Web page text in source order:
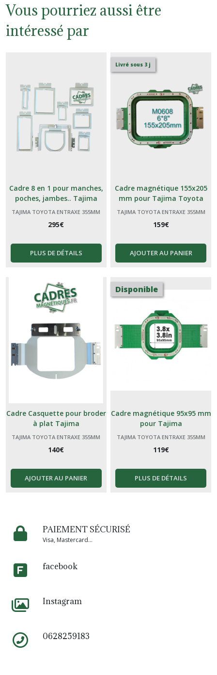
Vous pourriez aussi être
intéressé par
Cadre 8 en 1 pour manches,
poches, jambes.. Tajima
Toyota
TAJIMA TOYOTA ENTRAXE 355MM
295€
PLUS DE DÉTAILS
Livré sous 3 j
Cadre magnétique 155x205
mm pour Tajima Toyota
TAJIMA TOYOTA ENTRAXE 355MM
159€
AJOUTER AU PANIER
Cadre Casquette pour broder
à plat Tajima
TAJIMA TOYOTA ENTRAXE 355MM
140€
AJOUTER AU PANIER
Disponible
Cadre magnétique 95x95 mm
pour Tajima
TAJIMA TOYOTA ENTRAXE 355MM
119€
PLUS DE DÉTAILS
PAIEMENT SÉCURISÉ
Visa, Mastercard...
facebook
Instagram
0628259183